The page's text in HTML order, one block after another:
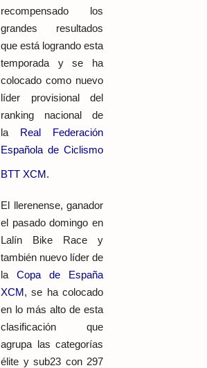
recompensado los
grandes resultados
que está logrando esta
temporada y se ha
colocado como nuevo
líder provisional del
ranking nacional de
la Real Federación
Española de Ciclismo
BTT XCM.
El llerenense, ganador
el pasado domingo en
Lalín Bike Race y
también nuevo líder de
la Copa de España
XCM, se ha colocado
en lo más alto de esta
clasificación que
agrupa las categorías
élite y sub23 con 297